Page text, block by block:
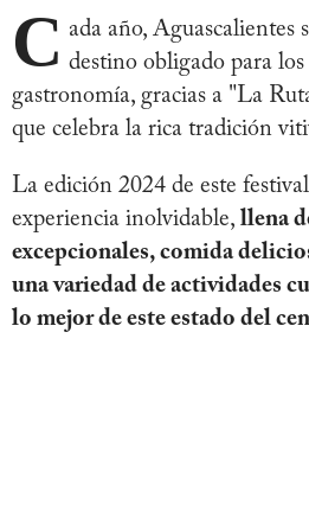
C ada año, Aguascalientes
destino obligado para
gastronomía, gracias a "La
que celebra la rica tradición
La edición 2024 de este
experiencia inolvidable, llena
excepcionales, comida
una variedad de actividades
lo mejor de este estado del